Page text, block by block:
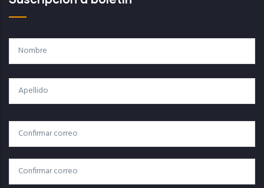
Nombre
Apellido
Correo
Electrónico
Correo Electrónico
Confirmar Correo